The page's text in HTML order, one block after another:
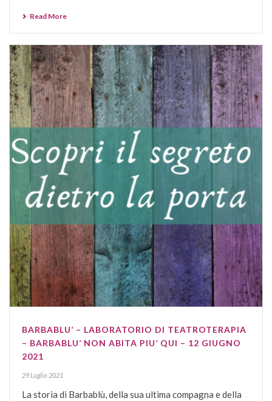
Read More
BARBABLU’ – LABORATORIO DI TEATROTERAPIA
– BARBABLU’ NON ABITA PIU’ QUI – 12 GIUGNO
2021
29 Luglio 2021
La storia di Barbablù, della sua ultima compagna e della